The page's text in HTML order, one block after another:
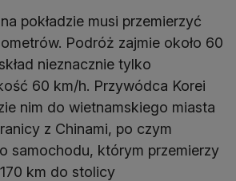
pokładzie musi przemierzyć
Podróż zajmie około 60
nieznacznie tylko
60 km/h. Przywódca Korei
nim do wietnamskiego miasta
z Chinami, po czym
samochodu, którym przemierzy
km do stolicy